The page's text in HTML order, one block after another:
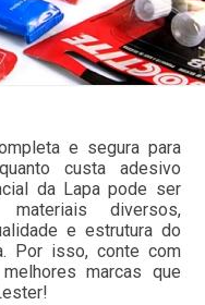
e segura para
custa adesivo
da Lapa pode ser
diversos,
e estrutura do
Por isso, conte com
marcas que